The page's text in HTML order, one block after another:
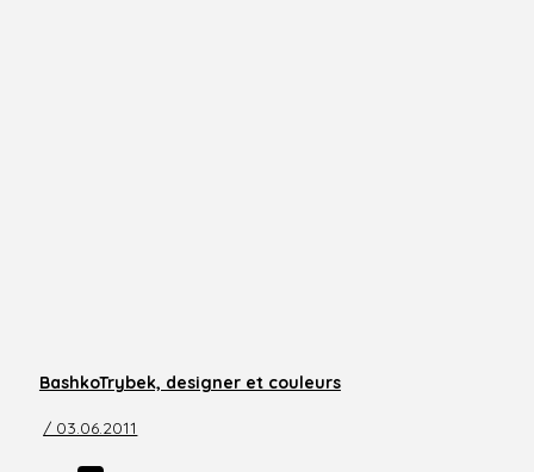
BashkoTrybek, designer et couleurs
/ 03.06.2011